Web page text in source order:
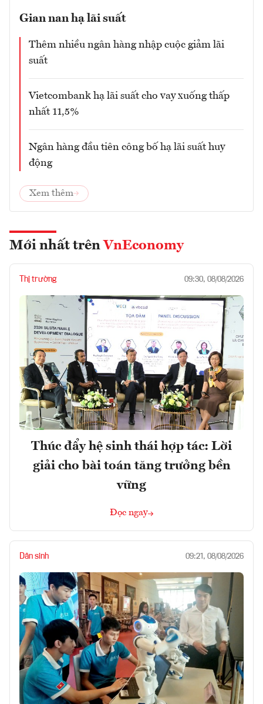
Gian nan hạ lãi suất
Thêm nhiều ngân hàng nhập cuộc giảm lãi
suất
Vietcombank hạ lãi suất cho vay xuống thấp
nhất 11,5%
Ngân hàng đầu tiên công bố hạ lãi suất huy
động
Xem thêm
Mới nhất trên VnEconomy
Thị trường 09:30, 08/08/2026
Thúc đẩy hệ sinh thái hợp tác: Lời
giải cho bài toán tăng trưởng bền
vững
Đọc ngay
Dân sinh 09:21, 08/08/2026